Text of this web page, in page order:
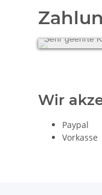
Sehr geehrte
Wir
Paypal
Vorkasse